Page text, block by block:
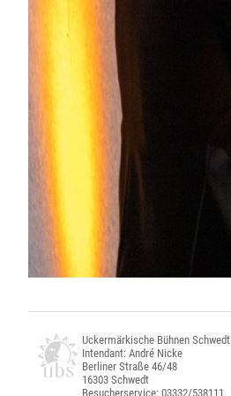
Uckermärkische Bühnen Schwedt
Intendant: André Nicke
Berliner Straße 46/48
16303 Schwedt
Besucherservice: 03332/538111